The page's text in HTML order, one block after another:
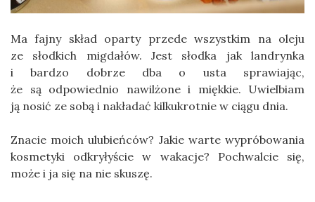
Ma fajny skład oparty przede wszystkim na oleju
ze słodkich migdałów. Jest słodka jak landrynka
i bardzo dobrze dba o usta sprawiając,
że są odpowiednio nawilżone i miękkie. Uwielbiam
ją nosić ze sobą i nakładać kilkukrotnie w ciągu dnia.
Znacie moich ulubieńców? Jakie warte wypróbowania
kosmetyki odkryłyście w wakacje? Pochwalcie się,
może i ja się na nie skuszę.